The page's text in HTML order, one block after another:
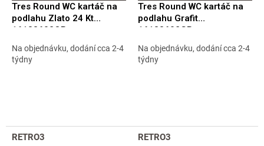
Tres Round WC kartáč na
podlahu Zlato 24 Kt
16133602OR
Na objednávku, dodání cca 2-4
týdny
Tres Round WC kartáč na
podlahu Grafit
16133602GR
Na objednávku, dodání cca 2-4
týdny
RETRO3 RETRO3